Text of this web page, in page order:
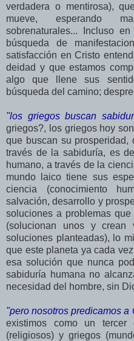
verdadera o mentirosa),
mueve, esperando
sobrenaturales... Incluso
búsqueda de
satisfacción en Cristo
deidad y que estamos
algo que llene sus
búsqueda del camino;
"los griegos buscan
griegos?, los griegos hoy
que buscan su prosperidad,
través de la sabiduría, es
humano, a través de la
mundo laico tiene sus
ciencia (conocimiento
salvación, desarrollo y
soluciones a problemas
(solucionan unos y crean
soluciones planteadas), lo
que este planeta ya cada
esa solución que nunca
sabiduría humana no
necesidad del hombre, sin
"pero nosotros predicamos a
existimos como un
(religiosos) y griegos